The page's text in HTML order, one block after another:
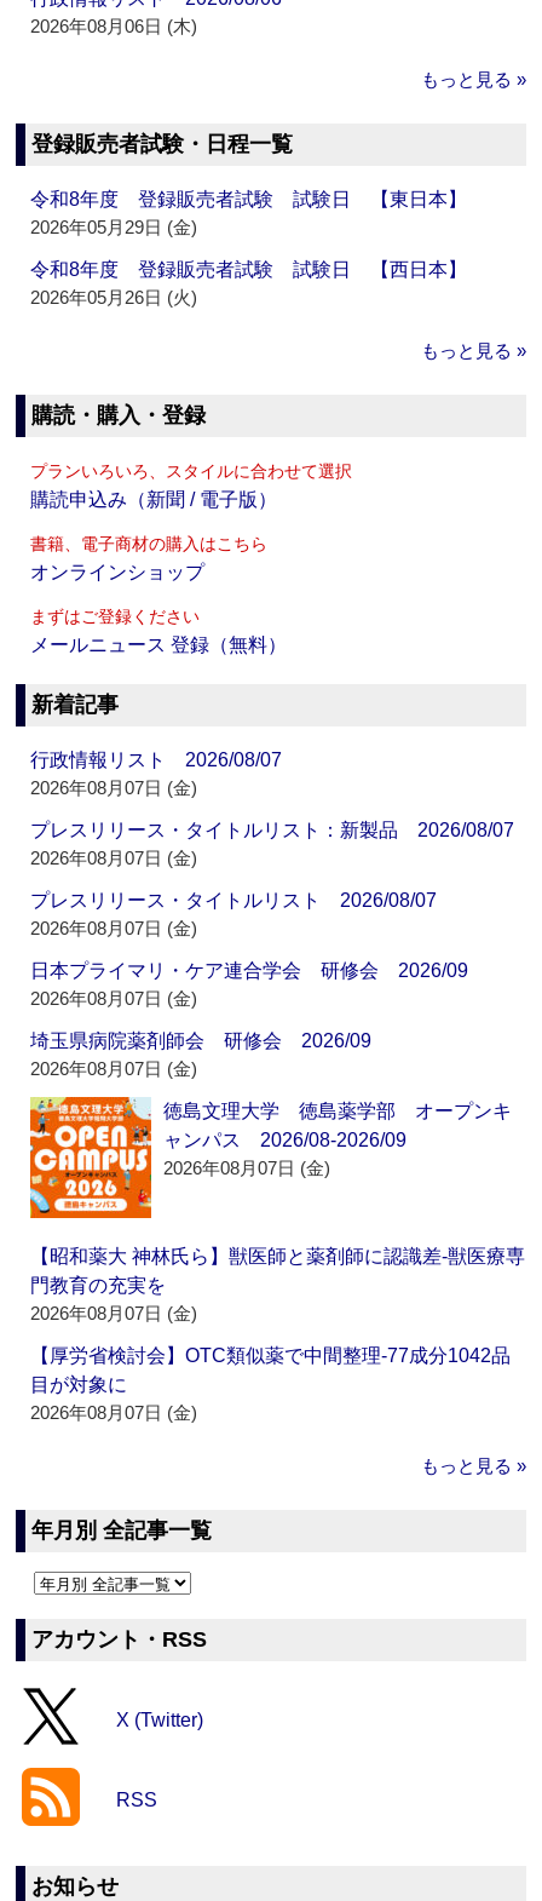
2026年08月06日 (木)
もっと見る »
登録販売者試験・日程一覧
令和8年度 登録販売者試験 試験日 【東日本】
2026年05月29日 (金)
令和8年度 登録販売者試験 試験日 【西日本】
2026年05月26日 (火)
もっと見る »
購読・購入・登録
プランいろいろ、スタイルに合わせて選択
購読申込み（新聞 / 電子版）
書籍、電子商材の購入はこちら
オンラインショップ
まずはご登録ください
メールニュース 登録（無料）
新着記事
行政情報リスト 2026/08/07
2026年08月07日 (金)
プレスリリース・タイトルリスト：新製品 2026/08/07
2026年08月07日 (金)
プレスリリース・タイトルリスト 2026/08/07
2026年08月07日 (金)
日本プライマリ・ケア連合学会 研修会 2026/09
2026年08月07日 (金)
埼玉県病院薬剤師会 研修会 2026/09
2026年08月07日 (金)
徳島文理大学 徳島薬学部 オープンキ
ャンパス 2026/08-2026/09
2026年08月07日 (金)
【昭和薬大 神林氏ら】獣医師と薬剤師に認識差‐獣医療専
門教育の充実を
2026年08月07日 (金)
【厚労省検討会】OTC類似薬で中間整理‐77成分1042品
目が対象に
2026年08月07日 (金)
もっと見る »
年月別 全記事一覧
アカウント・RSS
X (Twitter)
RSS
お知らせ